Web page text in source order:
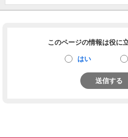
このページの情報は役に
はい
送信する